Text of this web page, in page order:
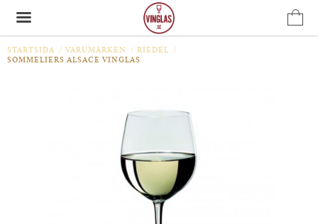
Produkten har blivit tillagd i varukorgen
STARTSIDA / VARUMÄRKEN / RIEDEL /
SOMMELIERS ALSACE VINGLAS